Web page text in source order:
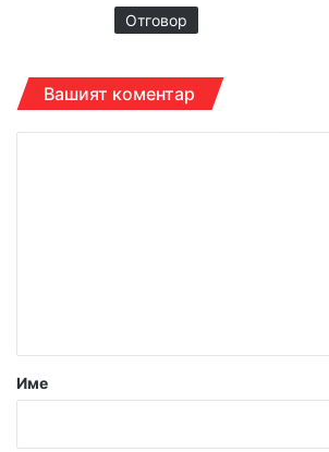
Отговор
Вашият коментар
р
Име